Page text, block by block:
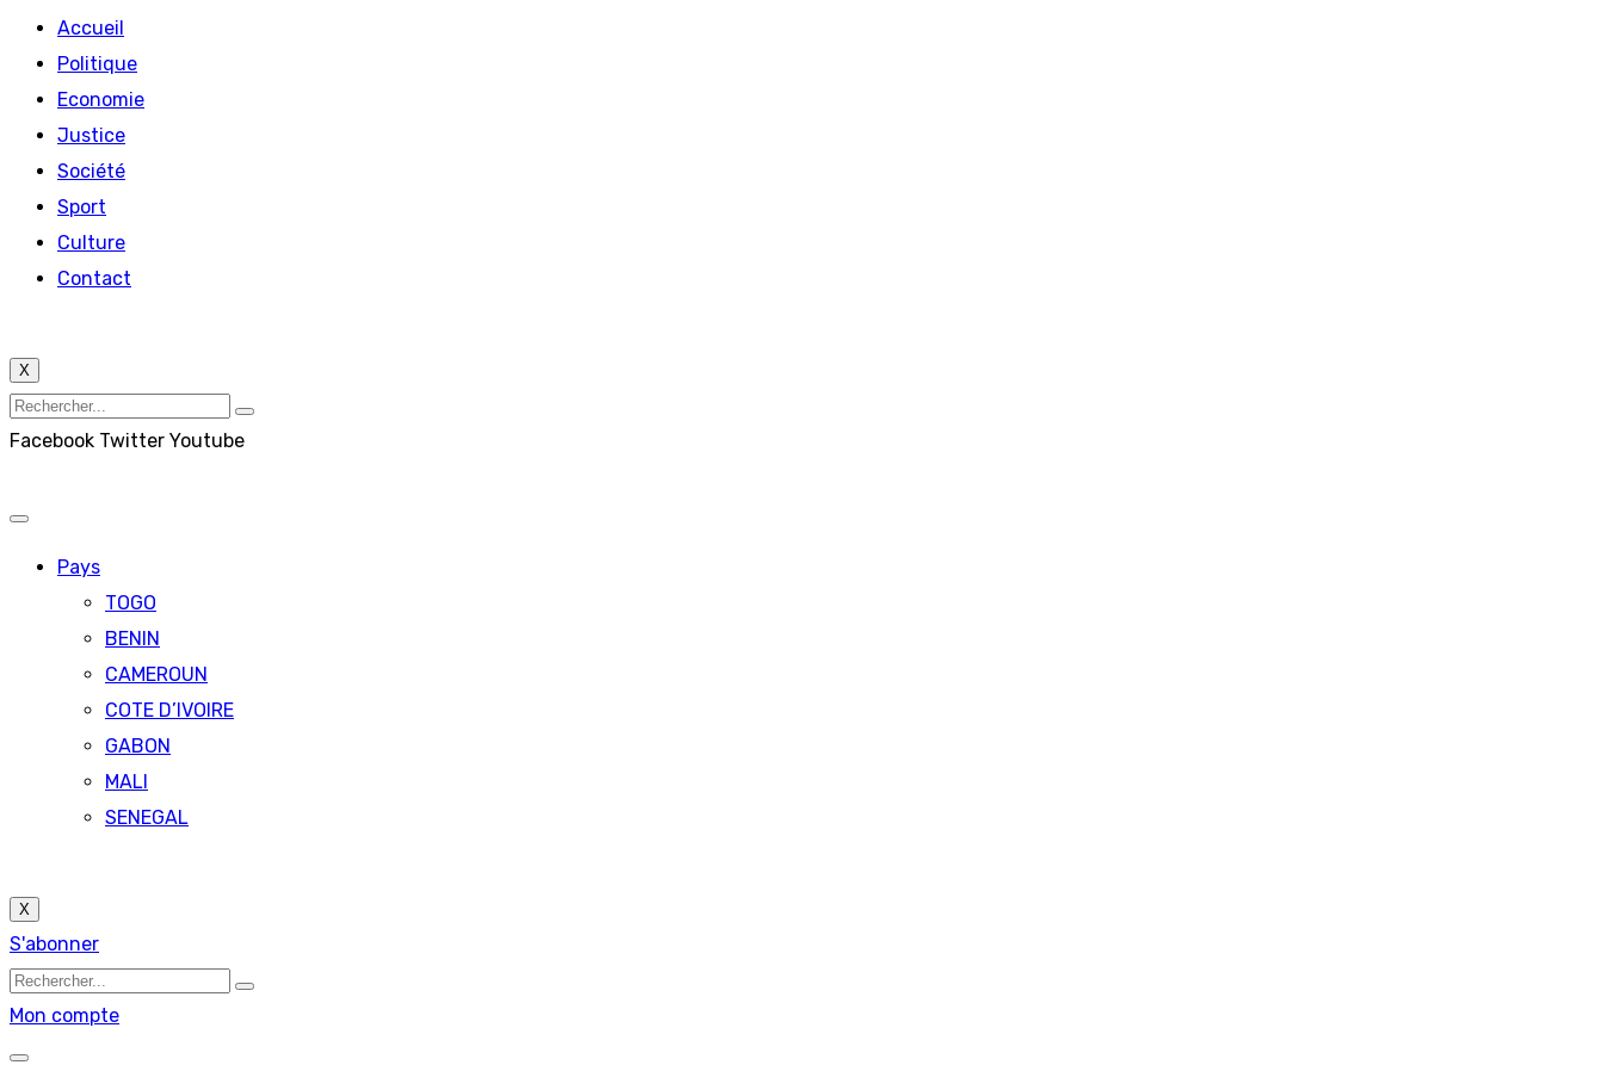
Accueil
Politique
Economie
Justice
Société
Sport
Culture
Contact
X
Facebook Twitter Youtube
Pays
TOGO
BENIN
CAMEROUN
COTE D’IVOIRE
GABON
MALI
SENEGAL
X
S'abonner
Mon compte